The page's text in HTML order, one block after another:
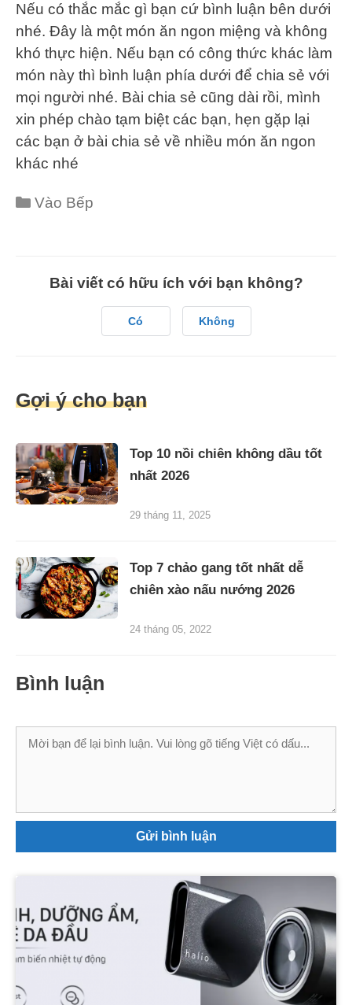
Nếu có thắc mắc gì bạn cứ bình luận bên dưới
nhé. Đây là một món ăn ngon miệng và không
khó thực hiện. Nếu bạn có công thức khác làm
món này thì bình luận phía dưới để chia sẻ với
mọi người nhé. Bài chia sẻ cũng dài rồi, mình
xin phép chào tạm biệt các bạn, hẹn gặp lại
các bạn ở bài chia sẻ về nhiều món ăn ngon
khác nhé
Categories
Vào Bếp
Bài viết có hữu ích với bạn không?
Có Không
Gợi ý cho bạn
Top 10 nồi chiên không dầu tốt
nhất 2026
29 tháng 11, 2025
Top 7 chảo gang tốt nhất dễ
chiên xào nấu nướng 2026
24 tháng 05, 2022
Bình luận
Bình